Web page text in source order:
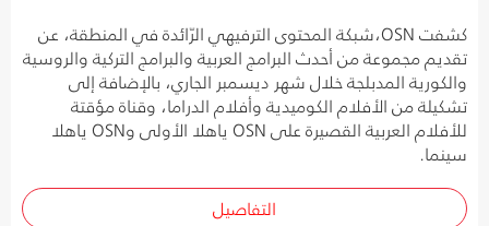
كشفت OSN،شبكة المحتوى الترفيهي الرّائدة في المنطقة، عن
تقديم مجموعة من أحدث البرامج العربية والبرامج التركية والروسية
والكورية المدبلجة خلال شهر ديسمبر الجاري، بالإضافة إلى
تشكيلة من الأفلام الكوميدية وأفلام الدراما، وقناة مؤقتة
للأفلام العربية القصيرة على OSN ياهلا الأولى وOSN ياهلا
سينما.
التفاصيل